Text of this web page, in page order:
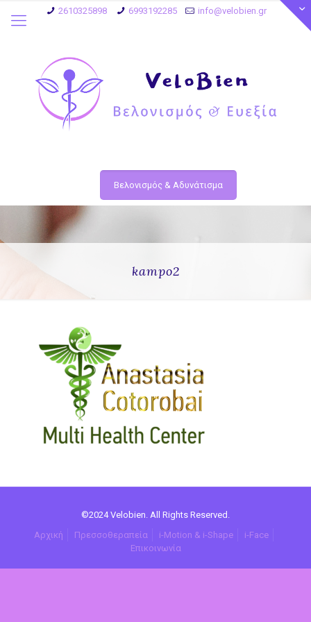
2610325898 6993192285 info@velobien.gr
Βελονισμός & Αδυνάτισμα
kampo2
©2024 Velobien. All Rights Reserved.
Αρχική
Πρεσσοθεραπεία i-Motion & i-Shape
i-Face
Επικοινωνία